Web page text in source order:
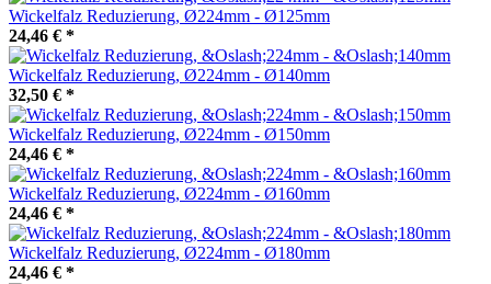
Wickelfalz Reduzierung, Ø224mm - Ø125mm
24,46 € *
Wickelfalz Reduzierung, Ø224mm - Ø140mm
32,50 € *
Wickelfalz Reduzierung, Ø224mm - Ø150mm
24,46 € *
Wickelfalz Reduzierung, Ø224mm - Ø160mm
24,46 € *
Wickelfalz Reduzierung, Ø224mm - Ø180mm
24,46 € *